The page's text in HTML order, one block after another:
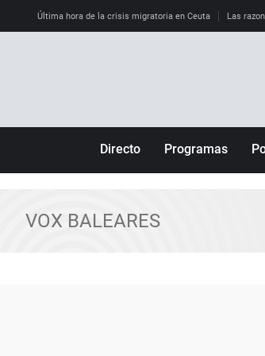
Última hora de la crisis migratoria en Ceuta Las
Directo Programas
Julia en la onda
VOX BALEARES